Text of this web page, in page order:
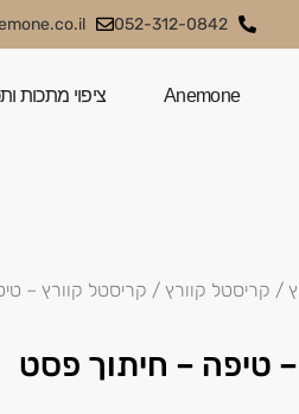
052-312-0842
Anemone ציפוי מתכות
/ קריסטל קוורץ / קריסטל קוורץ –
טיפה – חיתוך פסט